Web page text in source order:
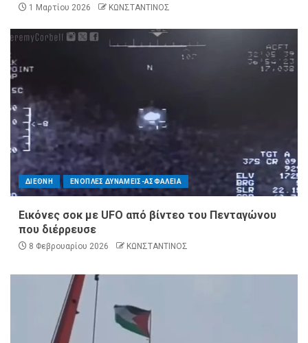
1 Μαρτίου 2026 ΚΩΝΣΤΑΝΤΙΝΟΣ
ΔΙΕΘΝΗ ΕΝΟΠΛΕΣ ΔΥΝΑΜΕΙΣ-ΑΣΦΑΛΕΙΑ
Εικόνες σοκ με UFO από βίντεο του Πενταγώνου
που διέρρευσε
8 Φεβρουαρίου 2026 ΚΩΝΣΤΑΝΤΙΝΟΣ